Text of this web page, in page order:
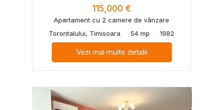
115,000 €
Apartament cu 2 camere de vânzare
Torontalului, Timisoara
54 mp 1982
Vezi mai multe detalii